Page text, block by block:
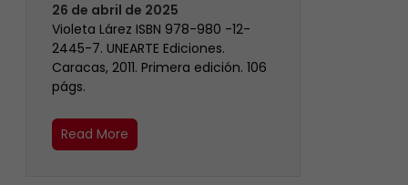
26 de abril de 2025
Violeta Lárez ISBN 978-980 -12-
2445-7. UNEARTE Ediciones.
Caracas, 2011. Primera edición. 106
págs.
Read More